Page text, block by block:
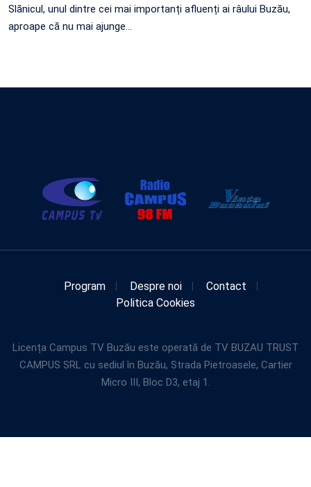
Slănicul, unul dintre cei mai importanți afluenți ai râului Buzău,
aproape că nu mai ajunge…
Program Despre noi
Contact
Politica Cookies
Licența Campus TV Buzău este operată de TV BUZAU TRUST
CAMPUS SRL cu sediul în Buzău, Strada Pietroasele, Cartier
Micro III, Bloc D3, etaj 1.